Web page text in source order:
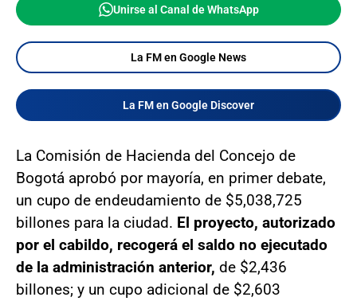
Unirse al Canal de WhatsApp
La FM en Google News
La FM en Google Discover
La Comisión de Hacienda del Concejo de
Bogotá aprobó por mayoría, en primer debate,
un cupo de endeudamiento de $5,038,725
billones para la ciudad. El proyecto, autorizado
por el cabildo, recogerá el saldo no ejecutado
de la administración anterior, de $2,436
billones; y un cupo adicional de $2,603